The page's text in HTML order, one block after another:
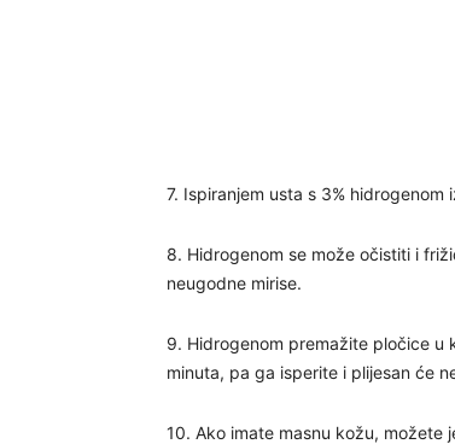
7. Ispiranjem usta s 3% hidrogenom
8. Hidrogenom se može očistiti i
neugodne mirise.
9. Hidrogenom premažite pločice u
minuta, pa ga isperite i plijesan će
10. Ako imate masnu kožu, možete